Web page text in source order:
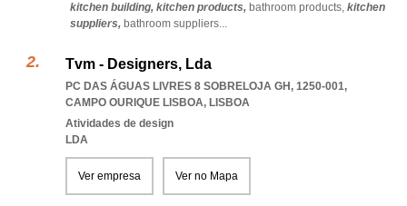
kitchen building, kitchen products, bathroom products, kitchen
suppliers, bathroom suppliers...
Tvm - Designers, Lda
PC DAS ÁGUAS LIVRES 8 SOBRELOJA GH, 1250-001,
CAMPO OURIQUE LISBOA, LISBOA
Atividades de design
LDA
Ver empresa Ver no Mapa